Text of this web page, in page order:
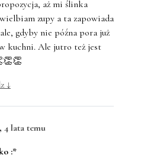
aż mi ślinka
zupy a ta zapowiada
gdyby nie późna pora już
kuchni. Ale jutro też jest
↓
4 lata temu
:*